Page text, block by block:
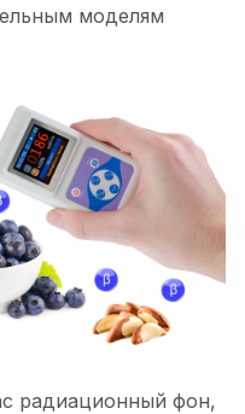
моделям
радиационный фон,